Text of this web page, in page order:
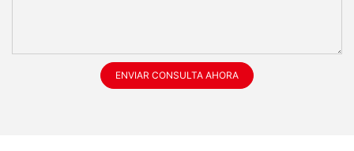
ENVIAR CONSULTA AHORA